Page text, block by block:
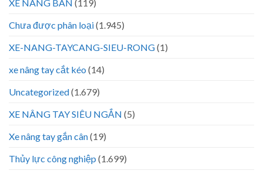
XE NÂNG BÀN (119)
Chưa được phân loại(1.945)
XE-NANG-TAYCANG-SIEU-RONG(1)
xe nâng tay cắt kéo (14)
Uncategorized(1.679)
XE NÂNG TAY SIÊU NGẮN (5)
Xe nâng tay gắn cân(19)
Thủy lực công nghiệp (1.699)